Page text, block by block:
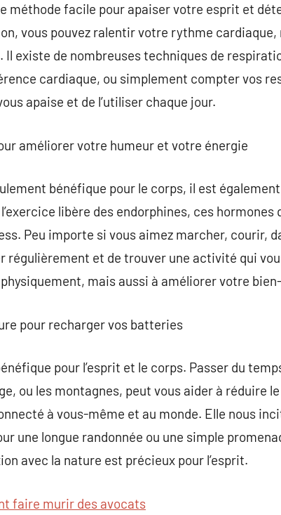
méthode facile pour apaiser votre esprit et
vous pouvez ralentir votre rythme cardiaque,
Il existe de nombreuses techniques de
cardiaque, ou simplement compter vos
apaise et de l’utiliser chaque jour.
améliorer votre humeur et votre énergie
bénéfique pour le corps, il est
libère des endorphines, ces
Peu importe si vous aimez marcher, courir,
régulièrement et de trouver une activité qui
mais aussi à améliorer votre
pour recharger vos batteries
pour l’esprit et le corps. Passer du
ou les montagnes, peut vous aider à réduire
à vous-même et au monde. Elle nous
une longue randonnée ou une simple
avec la nature est précieux pour l’esprit.
faire murir des avocats